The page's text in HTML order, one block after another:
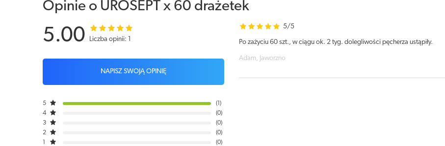
Opinie o UROSEPT x 60 drażetek
5.00 Liczba opinii: 1
NAPISZ SWOJĄ OPINIĘ
5
1
4
0
3
0
2
0
0
5/5
Po zażyciu 60 szt., w ciągu ok. 2 tyg. dolegliwości pęcherza ustąpiły.
Adam, Jaworzno